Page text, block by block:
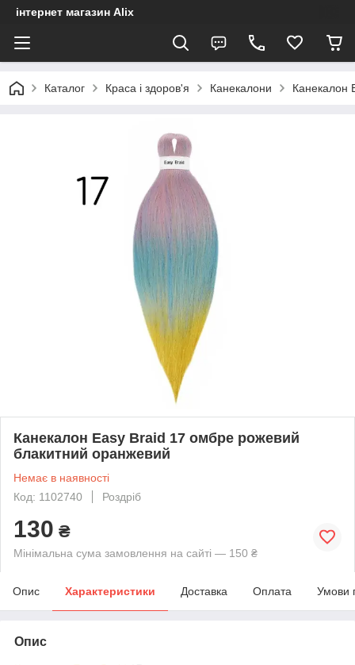
інтернет магазин Alix
Каталог Краса і здоров'я Канекалони Канекалон
Канекалон Easy Braid 17 омбре рожевий
блакитний оранжевий
Немає в наявності
Код: 1102740
Роздріб
130 ₴
Мінімальна сума замовлення на сайті — 150 ₴
Опис Характеристики Доставка Оплата Умови
Опис